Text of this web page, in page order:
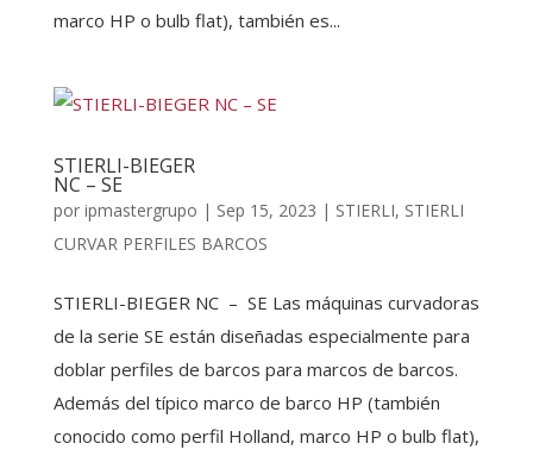
marco HP o bulb flat), también es...
STIERLI-BIEGER
NC – SE
por ipmastergrupo | Sep 15, 2023 | STIERLI, STIERLI
CURVAR PERFILES BARCOS
STIERLI-BIEGER NC – SE Las máquinas curvadoras
de la serie SE están diseñadas especialmente para
doblar perfiles de barcos para marcos de barcos.
Además del típico marco de barco HP (también
conocido como perfil Holland, marco HP o bulb flat),